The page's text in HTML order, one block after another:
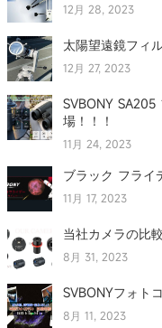
12月 28, 2023
太陽望遠鏡フィ
12月 27, 2023
SVBONY SA205
場！！！
11月 24, 2023
ブラック フライ
11月 17, 2023
当社カメラの比
8月 31, 2023
SVBONYフォ
8月 11, 2023